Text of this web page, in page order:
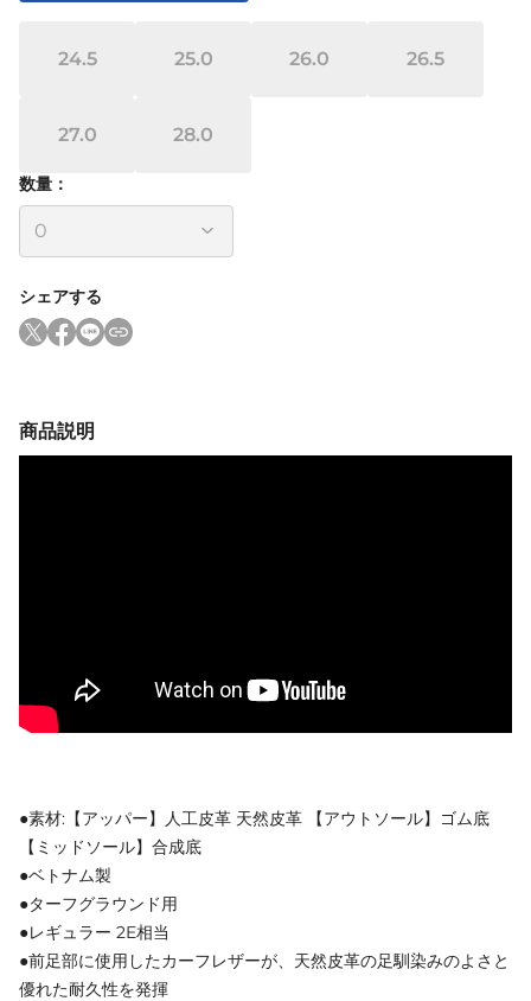
24.5 25.0 26.0 26.5
27.0 28.0
数量：
シェアする
商品説明
●素材:【アッパー】人工皮革 天然皮革 【アウトソール】ゴム底
【ミッドソール】合成底
●ベトナム製
●ターフグラウンド用
●レギュラー 2E相当
●前足部に使用したカーフレザーが、天然皮革の足馴染みのよさと
優れた耐久性を発揮